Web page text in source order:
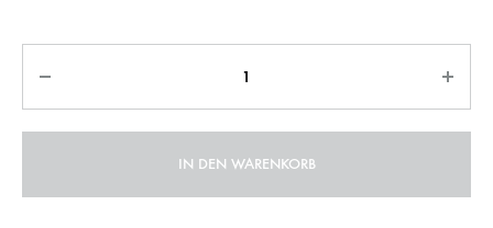
IN DEN WARENKORB